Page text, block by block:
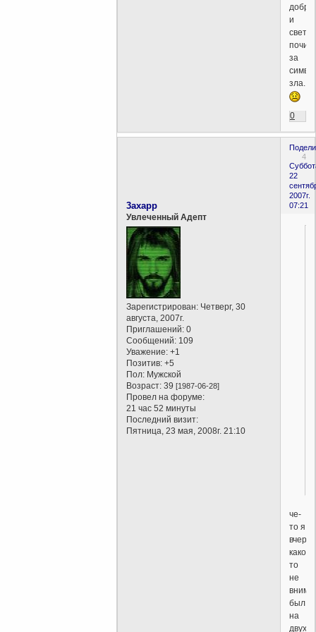
добра
и
света
за
зла.
0
4
22
2007г.
07:21
3axapp
Увлеченный Адепт
Зарегистрирован: Четверг, 30
августа, 2007г.
Приглашений: 0
Сообщений: 109
Уважение: +1
Позитив: +5
Пол: Мужской
Возраст: 39[1987-06-28]
Провел на форуме:
21 час 52 минуты
Последний визит:
Пятница, 23 мая, 2008г. 21:10
че-
то я
вчера
какой-
то
не
был,
на
двух